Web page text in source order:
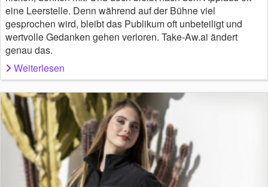
eine Leerstelle. Denn während auf der Bühne viel
gesprochen wird, bleibt das Publikum oft unbeteiligt und
wertvolle Gedanken gehen verloren. Take-Aw.ai ändert
genau das.
Weiterlesen